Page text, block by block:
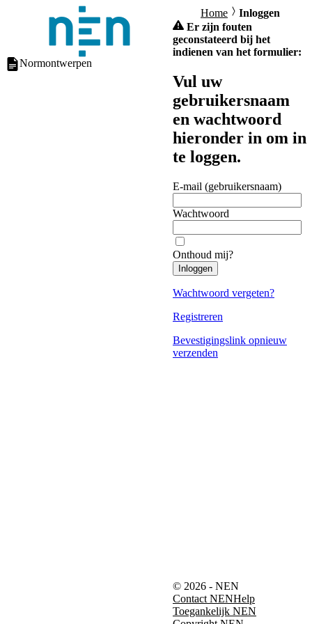
Normontwerpen
Home
Inloggen
Er zijn fouten
geconstateerd bij het
indienen van het formulier:
Vul uw
gebruikersnaam
en wachtwoord
hieronder in om in
te loggen.
E-mail (gebruikersnaam)
Wachtwoord
Onthoud mij?
Inloggen
Wachtwoord vergeten?
Registreren
Bevestigingslink opnieuw
verzenden
© 2026 - NEN
Contact NENHelp
Toegankelijk NEN